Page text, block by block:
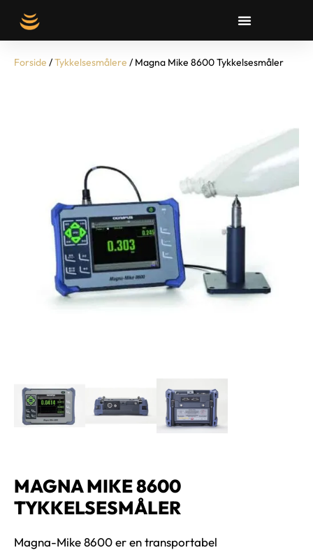
Forside /Tykkelsesmålere / Magna Mike 8600 Tykkelsesmåler
MAGNA MIKE 8600
TYKKELSESMÅLER
Magna-Mike 8600 er en transportabel